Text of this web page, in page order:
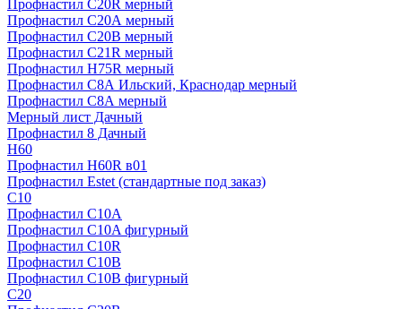
Профнастил С20R мерный
Профнастил С20А мерный
Профнастил С20В мерный
Профнастил С21R мерный
Профнастил Н75R мерный
Профнастил С8А Ильский, Краснодар мерный
Профнастил С8А мерный
Мерный лист Дачный
Профнастил 8 Дачный
Н60
Профнастил H60R в01
Профнастил Estet (стандартные под заказ)
C10
Профнастил С10A
Профнастил С10A фигурный
Профнастил С10R
Профнастил С10В
Профнастил С10В фигурный
C20